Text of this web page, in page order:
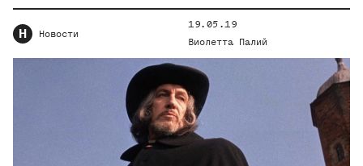
Н Новости
19.05.19
Виолетта Палий